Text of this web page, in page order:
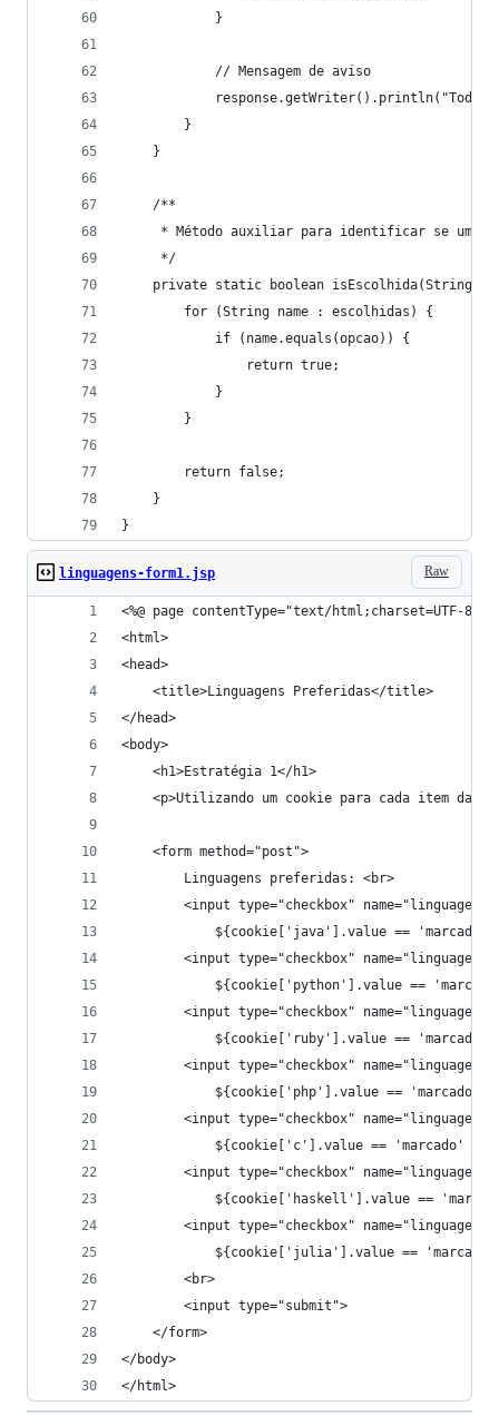
            }
            // Mensagem de aviso
response.getWriter().println("Todos
        }
    }
    /**
* Método auxiliar para identificar se uma
     */
private static boolean isEscolhida(String[]
        for (String name : escolhidas) {
            if (name.equals(opcao)) {
                return true;
            }
        }
        return false;
    }
}
Raw
linguagens-form1.jsp
<%@ page contentType="text/html;charset=UTF-8"
<html>
<head>
    <title>Linguagens Preferidas</title>
</head>
<body>
    <h1>Estratégia 1</h1>
<p>Utilizando um cookie para cada item da
    <form method="post">
        Linguagens preferidas: <br>
<input type="checkbox" name="linguagem"
${cookie['java'].value == 'marcado'
<input type="checkbox" name="linguagem"
${cookie['python'].value ==
<input type="checkbox" name="linguagem"
${cookie['ruby'].value == 'marcado'
<input type="checkbox" name="linguagem"
${cookie['php'].value == 'marcado'
<input type="checkbox" name="linguagem"
${cookie['c'].value == 'marcado'
<input type="checkbox" name="linguagem"
${cookie['haskell'].value ==
<input type="checkbox" name="linguagem"
${cookie['julia'].value ==
        <br>
        <input type="submit">
    </form>
</body>
</html>